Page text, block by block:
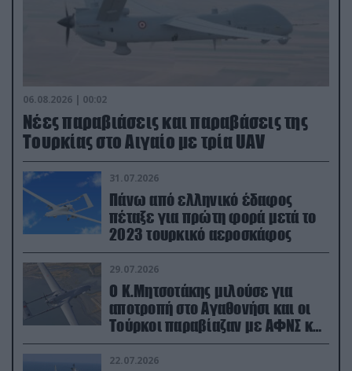
06.08.2026 | 00:02
Νέες παραβιάσεις και παραβάσεις της
Τουρκίας στο Αιγαίο με τρία UAV
31.07.2026
Πάνω από ελληνικό έδαφος
πέταξε για πρώτη φορά μετά το
2023 τουρκικό αεροσκάφος
29.07.2026
Ο Κ.Μητσοτάκης μιλούσε για
αποτροπή στο Αγαθονήσι και οι
Τούρκοι παραβίαζαν με ΑΦΝΣ και
drone
22.07.2026